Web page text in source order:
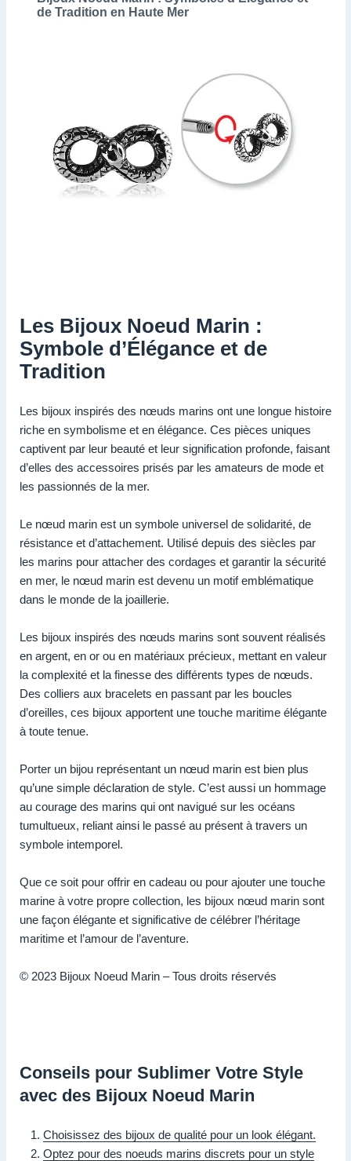
de Tradition en Haute Mer
Les Bijoux Noeud Marin :
Symbole d’Élégance et de
Tradition
Les bijoux inspirés des nœuds marins ont une longue histoire
riche en symbolisme et en élégance. Ces pièces uniques
captivent par leur beauté et leur signification profonde, faisant
d’elles des accessoires prisés par les amateurs de mode et
les passionnés de la mer.
Le nœud marin est un symbole universel de solidarité, de
résistance et d’attachement. Utilisé depuis des siècles par
les marins pour attacher des cordages et garantir la sécurité
en mer, le nœud marin est devenu un motif emblématique
dans le monde de la joaillerie.
Les bijoux inspirés des nœuds marins sont souvent réalisés
en argent, en or ou en matériaux précieux, mettant en valeur
la complexité et la finesse des différents types de nœuds.
Des colliers aux bracelets en passant par les boucles
d’oreilles, ces bijoux apportent une touche maritime élégante
à toute tenue.
Porter un bijou représentant un nœud marin est bien plus
qu’une simple déclaration de style. C’est aussi un hommage
au courage des marins qui ont navigué sur les océans
tumultueux, reliant ainsi le passé au présent à travers un
symbole intemporel.
Que ce soit pour offrir en cadeau ou pour ajouter une touche
marine à votre propre collection, les bijoux nœud marin sont
une façon élégante et significative de célébrer l’héritage
maritime et l’amour de l’aventure.
© 2023 Bijoux Noeud Marin – Tous droits réservés
Conseils pour Sublimer Votre Style
avec des Bijoux Noeud Marin
Choisissez des bijoux de qualité pour un look élégant.
Optez pour des noeuds marins discrets pour un style